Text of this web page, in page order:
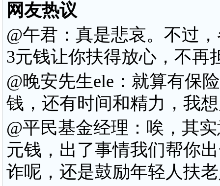
网友热议
@午君：真是悲哀。不过
3元钱让你扶得放心，不再
@晚安先生ele：就算有保
钱，还有时间和精力，我
@平民基金经理：唉，其
元钱，出了事情我们帮你
诈呢，还是鼓励年轻人扶